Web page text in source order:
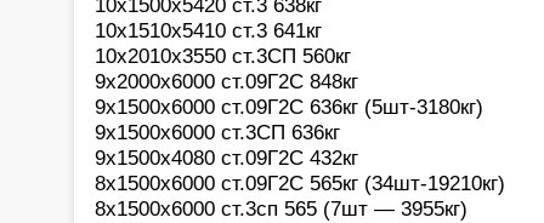
10х1510х5410 ст.3 641кг
10х2010х3550 ст.3СП 560кг
9х2000х6000 ст.09Г2С 848кг
9х1500х6000 ст.09Г2С 636кг (5шт-3180кг)
9х1500х6000 ст.3СП 636кг
9х1500х4080 ст.09Г2С 432кг
8х1500х6000 ст.09Г2С 565кг (34шт-19210кг)
8х1500х6000 ст.3сп 565 (7шт — 3955кг)